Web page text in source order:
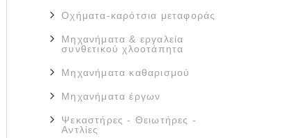
Οχήματα-καρότσια μεταφοράς
Μηχανήματα & εργαλεία
συνθετικού χλοοτάπητα
Μηχανήματα καθαρισμού
Μηχανήματα έργων
Ψεκαστήρες - Θειωτήρες -
Αντλίες